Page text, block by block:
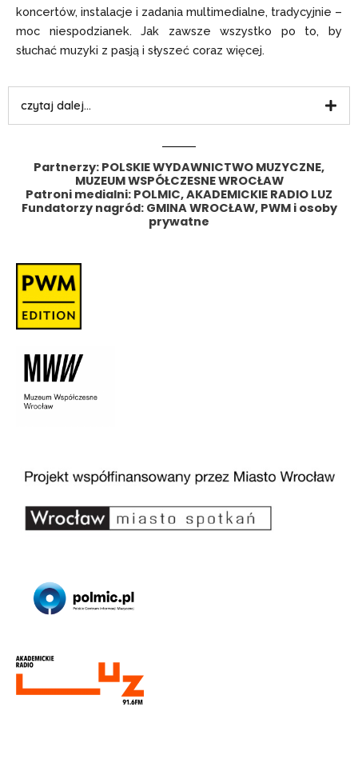
koncertów, instalacje i zadania multimedialne, tradycyjnie –
moc niespodzianek. Jak zawsze wszystko po to, by
słuchać muzyki z pasją i słyszeć coraz więcej.
czytaj dalej...
Partnerzy: POLSKIE WYDAWNICTWO MUZYCZNE,
MUZEUM WSPÓŁCZESNE WROCŁAW
Patroni medialni: POLMIC, AKADEMICKIE RADIO LUZ
Fundatorzy nagród: GMINA WROCŁAW, PWM i osoby
prywatne